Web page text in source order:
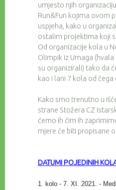
umjesto njih
Run&Fun kojima ovom
uspjeha, kako u
ostalim projektima koji
Od organizacije kola u
Olimpik iz Umaga
su organizirali) tako da
kao i lani 7 kola od čega
Kako smo trenutno u
strane Stožera CZ
ćemo ih čim ih
mjere će biti propisane
DATUMI POJEDINIH
1. kolo - 7. XI. 2021. -